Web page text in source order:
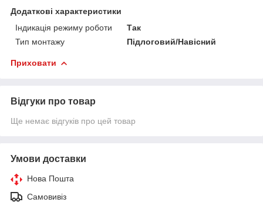
Додаткові характеристики
Індикація режиму роботи
Так
Тип монтажу
Підлоговий/Навісний
Приховати
Відгуки про товар
Ще немає відгуків про цей товар
Умови доставки
Нова Пошта
Самовивіз